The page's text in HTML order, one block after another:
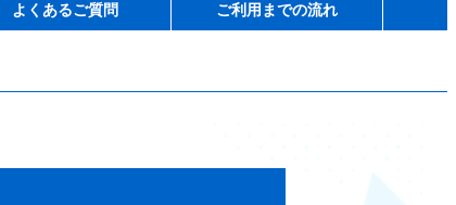
よくあるご質問 ご利用までの流れ